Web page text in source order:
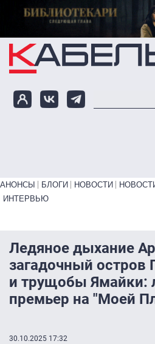
Перейти к основному
Primary links bottom
АНОНСЫ БЛОГИ НОВОСТИ
ИНТЕРВЬЮ
Ледяное дыхание
загадочный остров
и трущобы Ямайки:
премьер на "Моей
30.10.2025 17:32